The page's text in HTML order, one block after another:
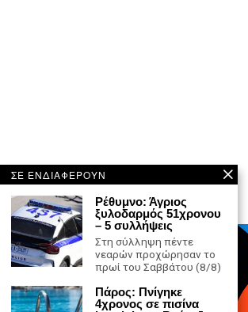
ΣΕ ΕΝΔΙΑΦΕΡΟΥΝ
Ρέθυμνο: Άγριος
ξυλοδαρμός 51χρονου
– 5 συλλήψεις
Στη σύλληψη πέντε
νεαρών προχώρησαν το
πρωί του Σαββάτου (8/8)
Πάρος: Πνίγηκε
4χρονος σε πισίνα